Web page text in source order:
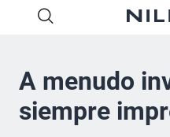
A menudo
siempre